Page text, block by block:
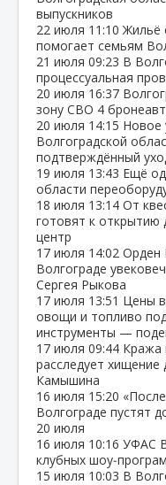
выпускников
22 июля 11:10 Жильё
помогает семьям
21 июля 09:23 В
процессуальная
20 июля 16:37
зону СВО 4
20 июля 14:15 Новое
Волгоградской
подтверждённый
19 июля 13:43 Ещё
области
18 июля 13:14 От
готовят к открытию
центр
17 июля 14:02 Орден
Волгограде
Сергея Рыкова
17 июля 13:51 Цены
овощи и топливо
инструменты —
17 июля 09:44 Кража
расследует
Камышина
16 июля 15:20
Волгограде пустят
20 июля
16 июля 10:16 УФАС
клубных
15 июля 10:03 В